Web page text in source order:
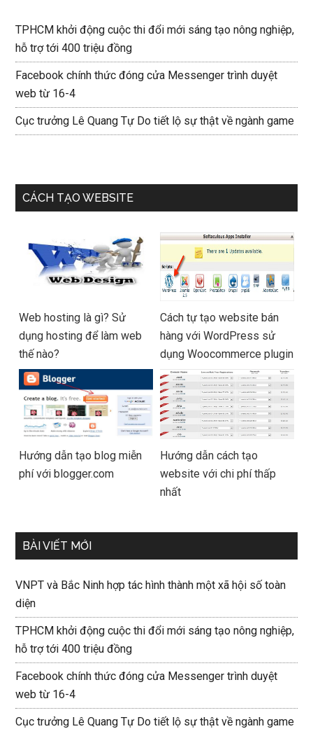
TPHCM khởi động cuộc thi đổi mới sáng tạo nông nghiệp,
hỗ trợ tới 400 triệu đồng
Facebook chính thức đóng cửa Messenger trình duyệt
web từ 16-4
Cục trưởng Lê Quang Tự Do tiết lộ sự thật về ngành game
CÁCH TẠO WEBSITE
Web hosting là gì? Sử
dụng hosting để làm web
thế nào?
Cách tự tạo website bán
hàng với WordPress sử
dụng Woocommerce plugin
Hướng dẫn tạo blog miễn
phí với blogger.com
Hướng dẫn cách tạo
website với chi phí thấp
nhất
BÀI VIẾT MỚI
VNPT và Bắc Ninh hợp tác hình thành một xã hội số toàn
diện
TPHCM khởi động cuộc thi đổi mới sáng tạo nông nghiệp,
hỗ trợ tới 400 triệu đồng
Facebook chính thức đóng cửa Messenger trình duyệt
web từ 16-4
Cục trưởng Lê Quang Tự Do tiết lộ sự thật về ngành game